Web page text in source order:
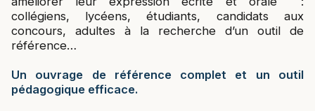
collégiens, lycéens, étudiants, candidats aux
concours, adultes à la recherche d’un outil de
référence…
Un ouvrage de référence complet et un outil
pédagogique efficace.